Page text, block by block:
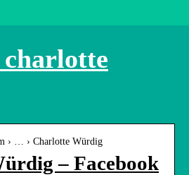
charlotte
› … › Charlotte Würdig
– Facebook